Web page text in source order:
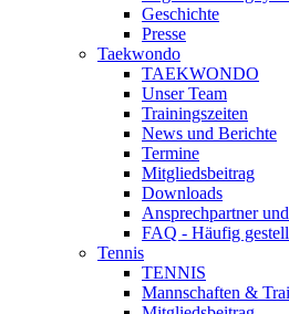
Geschichte
Presse
Taekwondo
TAEKWONDO
Unser Team
Trainingszeiten
News und Berichte
Termine
Mitgliedsbeitrag
Downloads
Ansprechpartner
FAQ - Häufig
Tennis
TENNIS
Mannschaften &